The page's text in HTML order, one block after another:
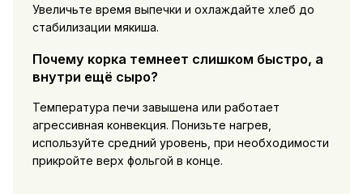
Увеличьте время выпечки и охлаждайте хлеб до
стабилизации мякиша.
Почему корка темнеет слишком быстро, а
внутри ещё сыро?
Температура печи завышена или работает
агрессивная конвекция. Понизьте нагрев,
используйте средний уровень, при необходимости
прикройте верх фольгой в конце.